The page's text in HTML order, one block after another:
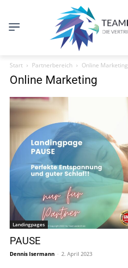
Start Partnerbereich Online Marketing
Online Marketing
Landingpages
PAUSE
Dennis Isermann - 2. April 2023